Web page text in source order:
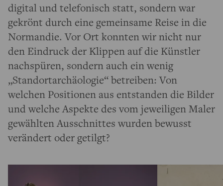
digital und telefonisch statt, sondern war
gekrönt durch eine gemeinsame Reise in die
Normandie. Vor Ort konnten wir nicht nur
den Eindruck der Klippen auf die Künstler
nachspüren, sondern auch ein wenig
„Standortarchäologie“ betreiben: Von
welchen Positionen aus entstanden die Bilder
und welche Aspekte des vom jeweiligen Maler
gewählten Ausschnittes wurden bewusst
verändert oder getilgt?